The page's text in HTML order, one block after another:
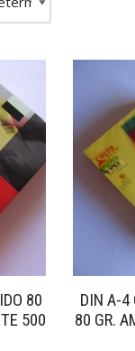
80
500
DIN A-4
80 GR.